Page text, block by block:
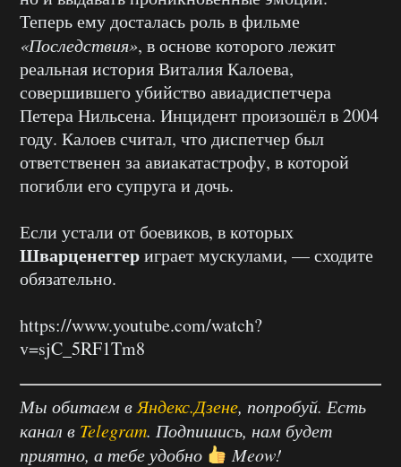
Теперь ему досталась роль в фильме
«Последствия», в основе которого лежит
реальная история Виталия Калоева,
совершившего убийство авиадиспетчера
Петера Нильсена. Инцидент произошёл в 2004
году. Калоев считал, что диспетчер был
ответственен за авиакатастрофу, в которой
погибли его супруга и дочь.
Если устали от боевиков, в которых
Шварценеггериграет мускулами, — сходите
обязательно.
https://www.youtube.com/watch?
v=sjC_5RF1Tm8
Мы обитаем в Яндекс.Дзене, попробуй. Есть
канал в Telegram. Подпишись, нам будет
приятно, а тебе удобно
Meow!